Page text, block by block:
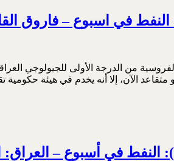
في اسبوع – فاروق
من الدرجة الأولى للجيولوجي
في أسبوع – العراق: